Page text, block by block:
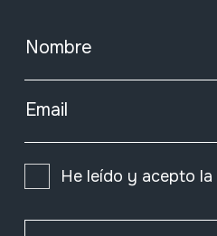
Nombre
Email
He leído y acepto la